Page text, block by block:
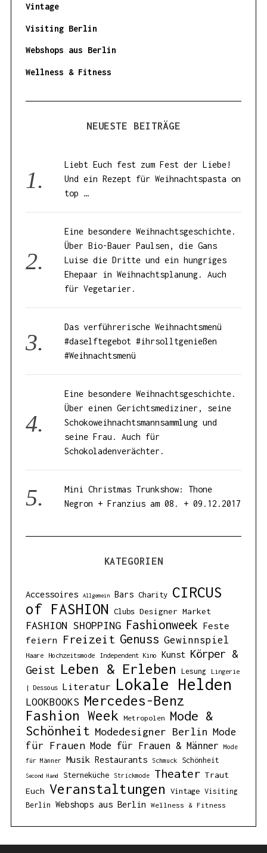
Vintage
Visiting Berlin
Webshops aus Berlin
Wellness & Fitness
NEUESTE BEITRÄGE
Liebt Euch fest zum Fest der Liebe!
Und ein Rezept für Weihnachtspasta on
top …
Eine besondere Weihnachtsgeschichte.
Über Bio-Bauer Paulsen, die Gans
Luise die Dritte und ein hungriges
Ehepaar in Weihnachtsplanung. Auch
für Vegetarier.
Das verführerische Weihnachtsmenü
#daselftegebot #ihrsolltgenießen
#Weihnachtsmenü
Eine besondere Weihnachtsgeschichte.
Über einen Gerichtsmediziner, seine
Schokoweihnachtsmannsammlung und
seine Frau. Auch für
Schokoladenverächter.
Mini Christmas Trunkshow: Thone
Negron + Franzius am 08. + 09.12.2017
KATEGORIEN
Accessoires Allgemein Bars Charity CIRCUS
of FASHION Clubs Designer Market
FASHION SHOPPING Fashionweek Feste
feiern
Freizeit Genuss Gewinnspiel
Haare Hochzeitsmode Independent Kino Kunst Körper &
Geist Leben & Erleben Lesung Lingerie
| Dessous Literatur Lokale Helden
LOOKBOOKS Mercedes-Benz
Fashion Week Metropolen
Mode &
Schönheit Modedesigner Berlin Mode
für Frauen Mode für Frauen & Männer
Mode
für Männer
Musik Restaurants Schmuck Schönheit
Second Hand Sterneküche Strickmode Theater Traut
Euch Veranstaltungen Vintage Visiting
Berlin Webshops aus Berlin Wellness & Fitness